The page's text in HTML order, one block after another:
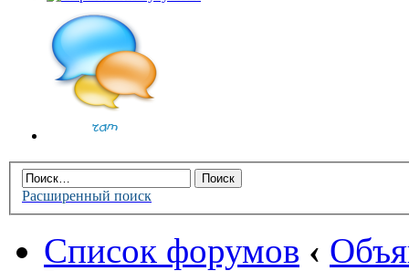
Расширенный поиск
Список форумов ‹